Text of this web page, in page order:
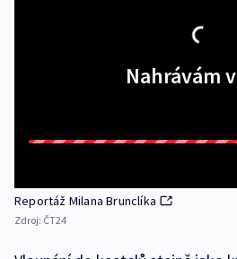
Nahrávám
Reportáž Milana Brunclíka
Zdroj: ČT24